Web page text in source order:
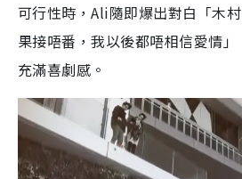
可行性時，Ali隨即爆出對白「木
果接唔番，我以後都唔相信愛情
充滿喜劇感。